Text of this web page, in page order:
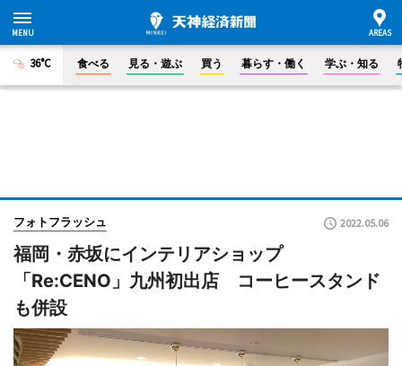
36°C 食べる 見る・遊ぶ 買う 暮らす・働く 学ぶ・知る
フォトフラッシュ 2022.05.06
福岡・赤坂にインテリアショップ
「Re:CENO」九州初出店 コーヒースタンド
も併設